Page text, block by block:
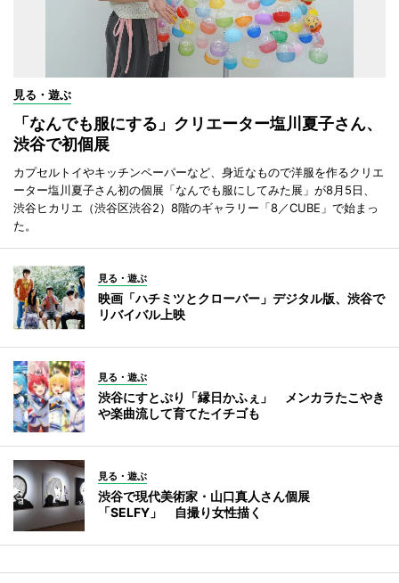
見る・遊ぶ
「なんでも服にする」クリエーター塩川夏子さん、
渋谷で初個展
カプセルトイやキッチンペーパーなど、身近なもので洋服を作るクリエ
ーター塩川夏子さん初の個展「なんでも服にしてみた展」が8月5日、
渋谷ヒカリエ（渋谷区渋谷2）8階のギャラリー「8／CUBE」で始まっ
た。
見る・遊ぶ
映画「ハチミツとクローバー」デジタル版、渋谷で
リバイバル上映
見る・遊ぶ
渋谷にすとぷり「縁日かふぇ」 メンカラたこやき
や楽曲流して育てたイチゴも
見る・遊ぶ
渋谷で現代美術家・山口真人さん個展
「SELFY」 自撮り女性描く